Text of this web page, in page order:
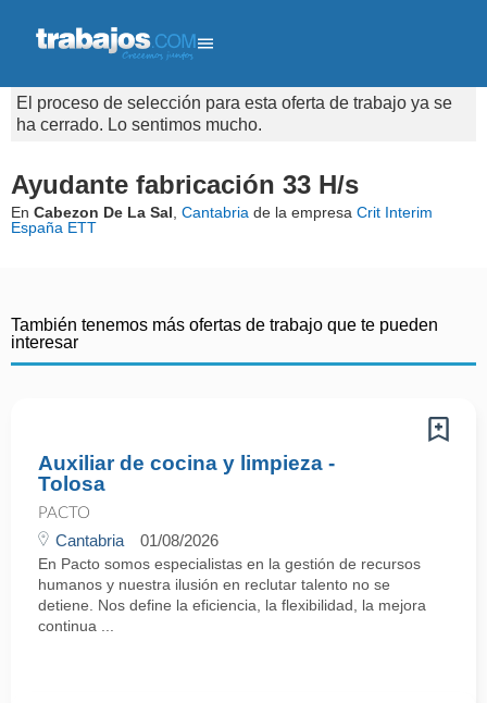
El proceso de selección para esta oferta de trabajo ya se
ha cerrado. Lo sentimos mucho.
Ayudante fabricación 33 H/s
En Cabezon De La Sal Cantabria de la empresa Crit Interim
España ETT
También tenemos más ofertas de trabajo que te pueden
interesar
Auxiliar de cocina y limpieza -
Tolosa
PACTO
Cantabria 01/08/2026
En Pacto somos especialistas en la gestión de recursos
humanos y nuestra ilusión en reclutar talento no se
detiene. Nos define la eficiencia, la flexibilidad, la mejora
continua ...